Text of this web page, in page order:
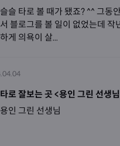
슬슬 타로 볼 때가 됐죠? ^^ 그동
서 블로그를 볼 일이 없었는데 작
하게 의욕이 살...
용인 그린 선생님